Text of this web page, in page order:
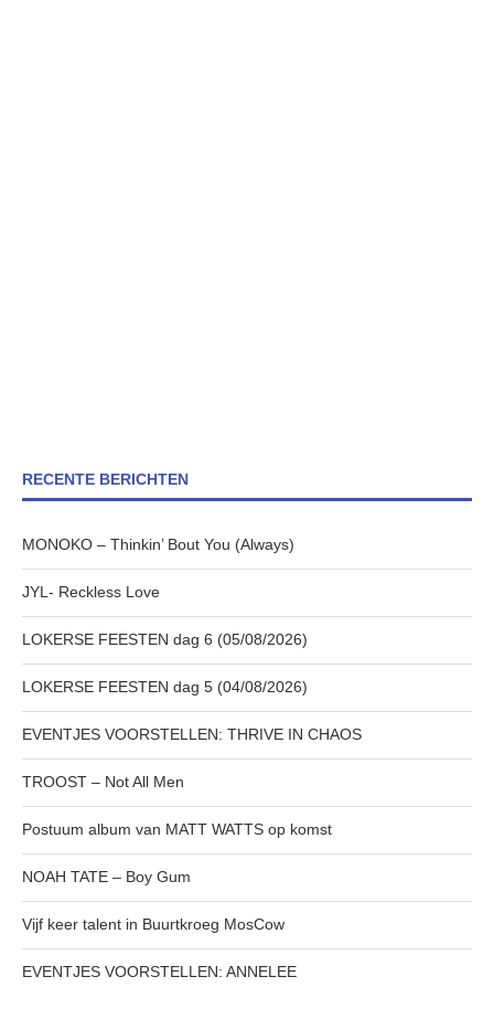
RECENTE BERICHTEN
MONOKO – Thinkin’ Bout You (Always)
JYL- Reckless Love
LOKERSE FEESTEN dag 6 (05/08/2026)
LOKERSE FEESTEN dag 5 (04/08/2026)
EVENTJES VOORSTELLEN: THRIVE IN CHAOS
TROOST – Not All Men
Postuum album van MATT WATTS op komst
NOAH TATE – Boy Gum
Vijf keer talent in Buurtkroeg MosCow
EVENTJES VOORSTELLEN: ANNELEE